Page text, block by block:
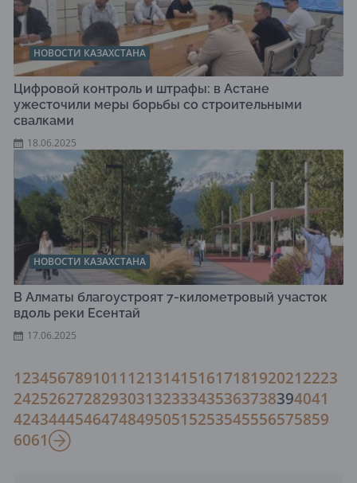
НОВОСТИ КАЗАХСТАНА
Цифровой контроль и штрафы: в Астане
ужесточили меры борьбы со строительными
свалками
18.06.2025
НОВОСТИ КАЗАХСТАНА
В Алматы благоустроят 7-километровый участок
вдоль реки Есентай
17.06.2025
1234567891011121314151617181920212223
242526272829303132333435363738394041
424344454647484950515253545556575859
6061